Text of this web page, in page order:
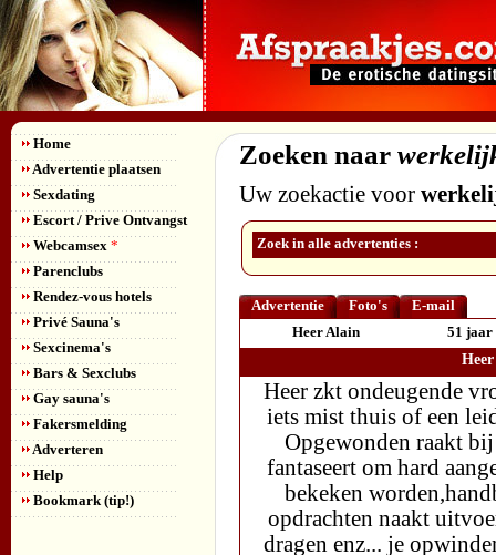
Home
Advertentie plaatsen
Sexdating
Escort / Prive Ontvangst
Webcamsex *
Parenclubs
Rendez-vous hotels
Privé Sauna's
Sexcinema's
Bars & Sexclubs
Gay sauna's
Fakersmelding
Adverteren
Help
Bookmark (tip!)
Zoeken naar
Uw zoekactie voor
Zoek in alle advertenties :
Advertentie Foto's
E-mail
Heer Alain
51 jaar
Heer zkt ondeugende
iets mist thuis of een
Opgewonden raakt
fantaseert om hard
bekeken
opdrachten naakt
dragen enz... je